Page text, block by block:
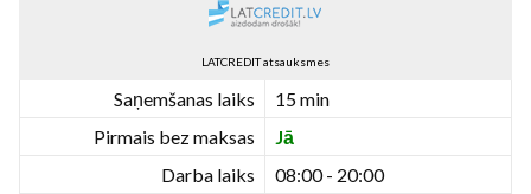
LATCREDIT atsauksmes
Saņemšanas laiks
15 min
Pirmais bez maksas
Jā
Darba laiks
08:00 - 20:00